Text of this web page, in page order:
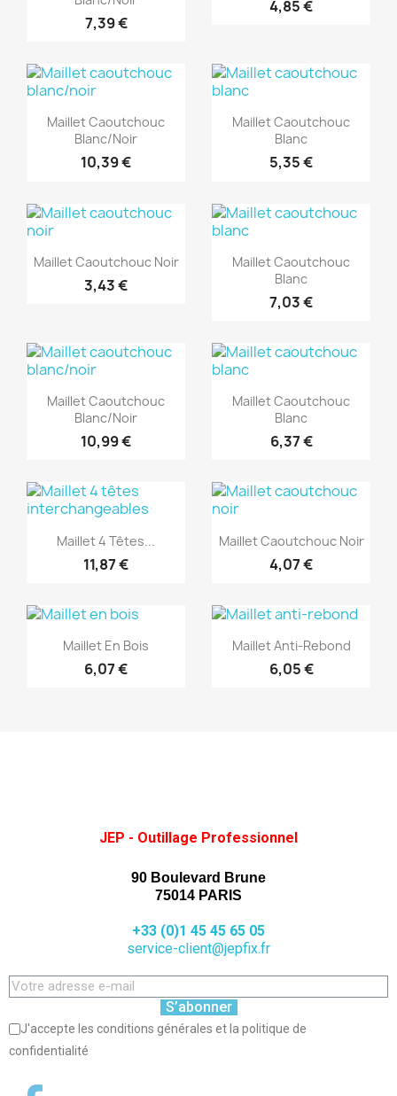
7,39 €
4,85 €
Aperçu rapide
Maillet Caoutchouc
Blanc/noir
10,39 €
Aperçu rapide
Maillet Caoutchouc
Blanc
5,35 €
Aperçu rapide
Maillet Caoutchouc Noir
3,43 €
Aperçu rapide
Maillet Caoutchouc
Blanc
7,03 €
Aperçu rapide
Maillet Caoutchouc
Blanc/noir
10,99 €
Aperçu rapide
Maillet Caoutchouc
Blanc
6,37 €
Aperçu rapide
Maillet 4 Têtes...
11,87 €
(1)
Aperçu rapide
Maillet Caoutchouc Noir
4,07 €
Aperçu rapide
Maillet En Bois
6,07 €
Aperçu rapide
Maillet Anti-Rebond
6,05 €
(1)
JEP - Outillage Professionnel
90 Boulevard Brune
75014 PARIS
+33 (0)1 45 45 65 05
service-client@jepfix.fr
S’abonner
J'accepte les conditions générales et la politique de
confidentialité